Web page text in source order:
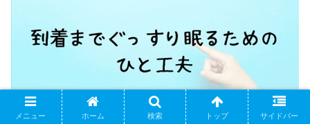
メニュー ホーム 検索 トップ サイドバー